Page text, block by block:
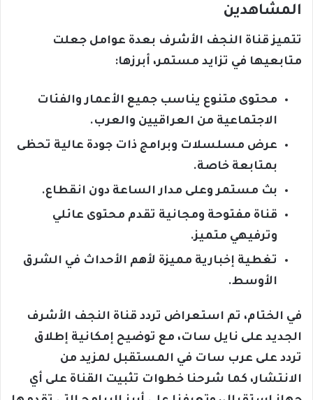
المشاهدين
تتميز قناة النجف الأشرف بعدة عوامل جعلت
متابعيها في تزايد مستمر، أبرزها:
محتوى متنوع يناسب جميع الأعمار والفئات
الاجتماعية من العراقيين والعرب.
عرض مسلسلات وبرامج ذات جودة عالية تحظى
بمتابعة خاصة.
بث مستمر وعلى مدار الساعة دون انقطاع.
قناة مفتوحة ومجانية تقدم محتوى عائلي
وترفيهي متميز.
تغطية إخبارية مميزة لأهم الأحداث في الشرق
الأوسط.
في الختام، تم استعراض تردد قناة النجف الأشرف
الجديد على نايل سات، مع توضيح إمكانية إطلاق
تردد على عرب سات في المستقبل لمزيد من
الانتشار، كما شرحنا خطوات تثبيت القناة على أي